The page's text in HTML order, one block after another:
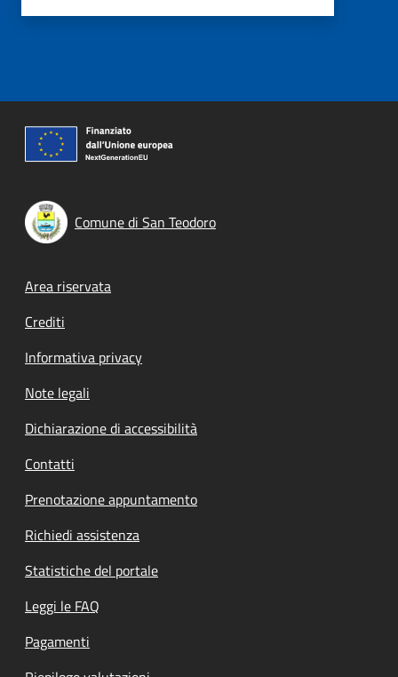
Comune di San Teodoro
Footer menu
Area riservata
Crediti
Informativa privacy
Note legali
Dichiarazione di accessibilità
Contatti
Prenotazione appuntamento
Richiedi assistenza
Statistiche del portale
Leggi le FAQ
Pagamenti